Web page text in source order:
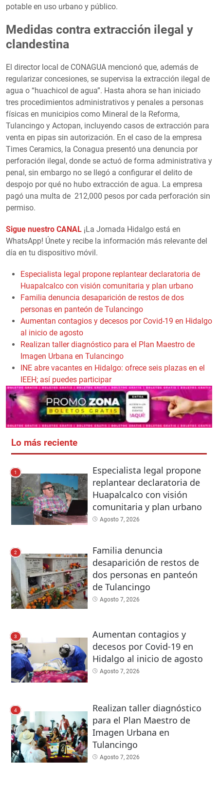
potable en uso urbano y público.
Medidas contra extracción ilegal y
clandestina
El director local de CONAGUA mencionó que, además de
regularizar concesiones, se supervisa la extracción ilegal de
agua o “huachicol de agua”. Hasta ahora se han iniciado
tres procedimientos administrativos y penales a personas
físicas en municipios como Mineral de la Reforma,
Tulancingo y Actopan, incluyendo casos de extracción para
venta en pipas sin autorización. En el caso de la empresa
Times Ceramics, la Conagua presentó una denuncia por
perforación ilegal, donde se actuó de forma administrativa y
penal, sin embargo no se llegó a configurar el delito de
despojo por qué no hubo extracción de agua. La empresa
pagó una multa de 212,000 pesos por cada perforación sin
permiso.
Sigue nuestro CANAL ¡La Jornada Hidalgo está en
WhatsApp! Únete y recibe la información más relevante del
día en tu dispositivo móvil.
Especialista legal propone replantear declaratoria de
Huapalcalco con visión comunitaria y plan urbano
Familia denuncia desaparición de restos de dos
personas en panteón de Tulancingo
Aumentan contagios y decesos por Covid-19 en Hidalgo
al inicio de agosto
Realizan taller diagnóstico para el Plan Maestro de
Imagen Urbana en Tulancingo
INE abre vacantes en Hidalgo: ofrece seis plazas en el
IEEH; así puedes participar
Lo más reciente
1
Especialista legal propone
replantear declaratoria de
Huapalcalco con visión
comunitaria y plan urbano
Agosto 7, 2026
2
Familia denuncia
desaparición de restos de
dos personas en panteón
de Tulancingo
Agosto 7, 2026
3
Aumentan contagios y
decesos por Covid-19 en
Hidalgo al inicio de agosto
Agosto 7, 2026
4
Realizan taller diagnóstico
para el Plan Maestro de
Imagen Urbana en
Tulancingo
Agosto 7, 2026